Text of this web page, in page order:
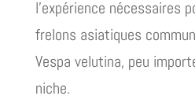
l’expérience nécessaires
frelons asiatiques
Vespa velutina, peu
niche.